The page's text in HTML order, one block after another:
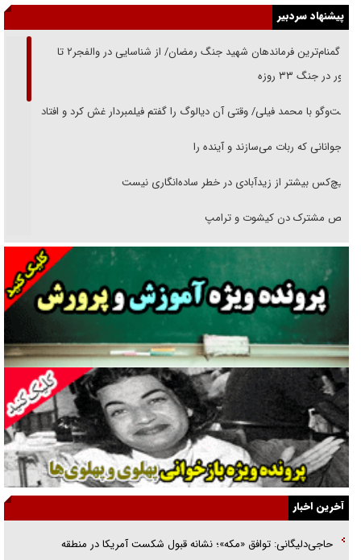
پیشنهاد سردبیر
از گمنام‌ترین فرماندهان شهید جنگ رمضان/ از شناسایی در والفجر۲ تا
حضور در جنگ ۳۳ روزه
گفت‌وگو با محمد فیلی/ وقتی آن دیالوگ را گفتم فیلمبردار غش کرد و افتاد
نوجوانانی که ربات می‌سازند و آینده را
هیچ‌کس بیشتر از زیدآبادی در خطر ساده‌انگاری نیست
رقص مشترک دن کیشوت و ترامپ
دنده دولت به واگذاری مسئله‌دار ایران‌خودرو/ خصوصی‌سازی یا انحصار؟
غریزه‌ی بقا و آقای باقی و رفقا
جراحی‌های زیبایی با مدرک فوق‌دیپلم! + گفت‌وگو با متهم
گفت‌وگو با همسر یکی از شهدای جنگ رمضان/ پیکر بی‌سر شهید را از
انگشت‌های پا شناسایی کردیم
نسلی که آنلاین الگو می‌گیرد
گفت‌وگو با آیت‌الله جاودان/ جفای مخالفان مکانت معنوی رهبر شهید را
ارتقا می‌داد
راننده مست به قانون می‌خندد
همه آقای دوربینی شده‌ایم!
آخرین اخبار
حاجی‌دلیگانی: توافق «مکه»؛‌ نشانه قبول شکست آمریکا در منطقه